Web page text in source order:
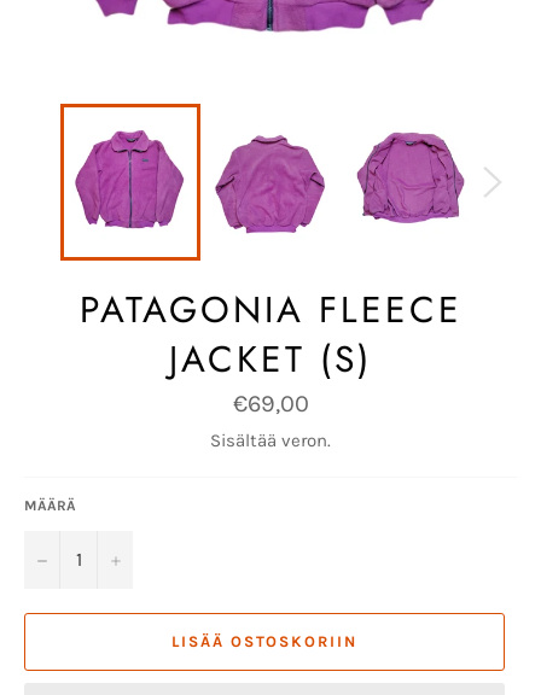
PATAGONIA FLEECE
JACKET (S)
Normaalihinta
€69,00
Sisältää veron.
MÄÄRÄ
− +
LISÄÄ OSTOSKORIIN